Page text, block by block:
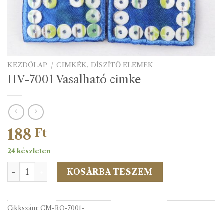
KEZDŐLAP / CIMKÉK, DÍSZÍTŐ ELEMEK
HV-7001 Vasalható cimke
188 Ft
24 készleten
HV-7001 Vasalható cimke mennyiség
KOSÁRBA TESZEM
Cikkszám: CM-RO-7001-